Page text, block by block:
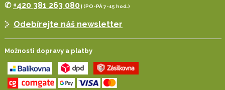
✆ +420 381 263 080| (PO-PÁ 7-15 hod.)
Odebírejte náš newsletter
Možnosti dopravy a platby